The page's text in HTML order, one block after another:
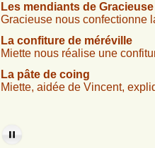
Les mendiants de Gracieuse
Gracieuse nous confectionne
La confiture de méréville
Miette nous réalise une
La pâte de coing
Miette, aidée de Vincent,